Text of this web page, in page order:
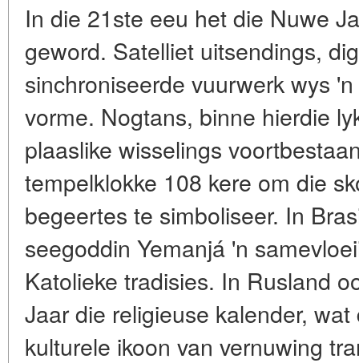
In die 21ste eeu het die Nuwe
geword. Satelliet uitsendings,
sinchroniseerde vuurwerk wys
vorme. Nogtans, binne hierdie
plaaslike wisselings
tempelklokke 108 kere om die
begeertes te simboliseer. In
seegoddin Yemanjá 'n
Katolieke tradisies. In Rusland
Jaar die religieuse kalender,
kulturele ikoon van vernuwing